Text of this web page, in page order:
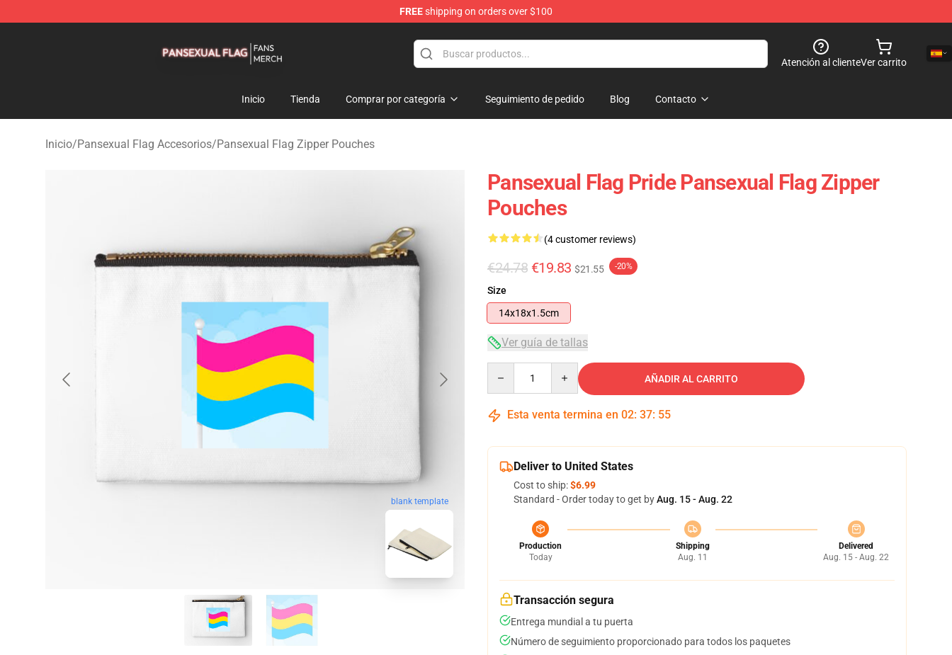
FREEshipping on orders over $100
Atención al clienteVer carrito
Inicio Tienda Comprar por categoría Seguimiento de pedido Blog Contacto
Inicio/Pansexual Flag Accesorios/Pansexual Flag Zipper Pouches
blank template
Pansexual Flag Pride Pansexual Flag Zipper
Pouches
(4 customer reviews)
€24.78 €19.83 $21.55 -20%
Size
14x18x1.5cm
Ver guía de tallas
AÑADIR AL CARRITO
Esta venta termina en 02: 37: 54
Deliver to United States
Cost to ship:$6.99
Standard - Order today to get byAug. 15 - Aug. 22
Production
Today
Shipping
Aug. 11
Delivered
Aug. 15 - Aug. 22
Transacción segura
Entrega mundial a tu puerta
Número de seguimiento proporcionado para todos los paquetes